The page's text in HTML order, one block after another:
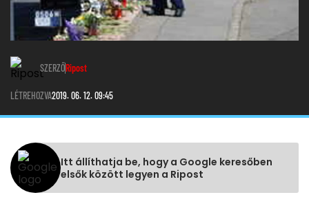
SZERZŐRipost
LÉTREHOZVA2019. 06. 12. 09:45
Itt állíthatja be, hogy a Google keresőben
elsők között legyen a Ripost